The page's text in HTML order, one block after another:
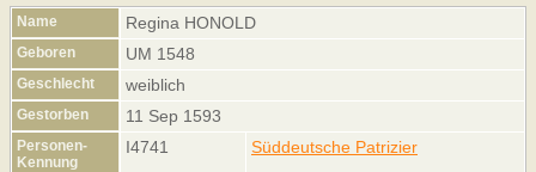
Name Regina HONOLD
Geboren UM 1548
Geschlecht weiblich
Gestorben 11 Sep 1593
Personen-
Kennung
I4741 Süddeutsche Patrizier